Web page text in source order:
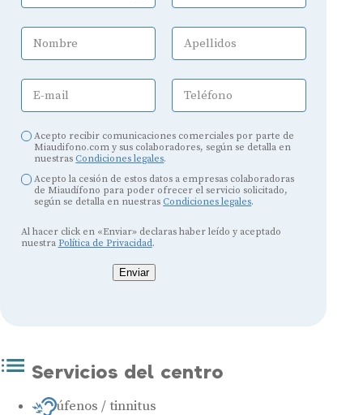
Nombre Apellidos
E-mail Teléfono
Acepto recibir comunicaciones comerciales por parte de
Miaudifono.com y sus colaboradores, según se detalla en
nuestras Condiciones legales.
Acepto la cesión de estos datos a empresas colaboradoras
de Miaudífono para poder ofrecer el servicio solicitado,
según se detalla en nuestras Condiciones legales.
Al hacer click en «Enviar» declaras haber leído y aceptado
nuestra Política de Privacidad.
Enviar
Servicios del centro
Acúfenos / tinnitus